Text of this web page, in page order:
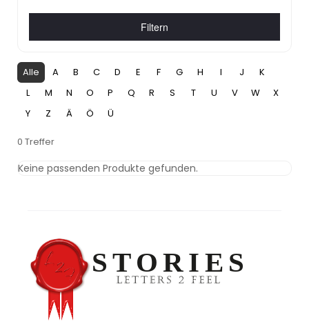
Filtern
Alle A B C D E F G H I J
K
L
M N O P Q R S T U V W
X
Y
Z Ä Ö Ü
0 Treffer
Keine passenden Produkte gefunden.